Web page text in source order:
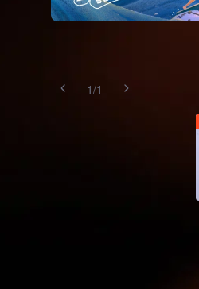
1/1